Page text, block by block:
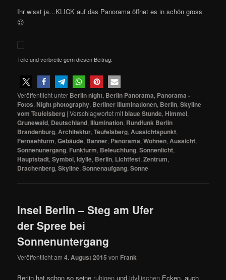
Ihr wisst ja…KLICK auf das Panorama öffnet es in schön gross
😉
Teile und verbreite gern diesen Beitrag:
Veröffentlicht unter Berlin night, Berlin Panorama, Panorama -
Fotos, Night photography, Berliner Illuminationen, Berlin,Skyline
vom Teufelsberg |Verschlagwortet mitblaue Stunde, Himmel,
Grunewald, Deutschland,Illumination, Rundfunk Berlin
Brandenburg, Architektur,Teufelsberg, Aussichtspunkt,
Fernsehturm,Gebäude, Banner, Panorama,Wohnen, Aussicht,
Sonnenunergang, Funkturm, Beleuchtung,Sonnenlicht,
Hauptstadt,Symbol,Idylle, Berlin, Lichtfest,Zentrum,
Drachenberg,Skyline,Sonnenaufgang,Sonne
Insel Berlin – Steg am Ufer
der Spree bei
Sonnenuntergang
Veröffentlicht am4. August 2015 von Frank
Berlin hat schon so seine ruhigen undidyllischen Ecken, auch